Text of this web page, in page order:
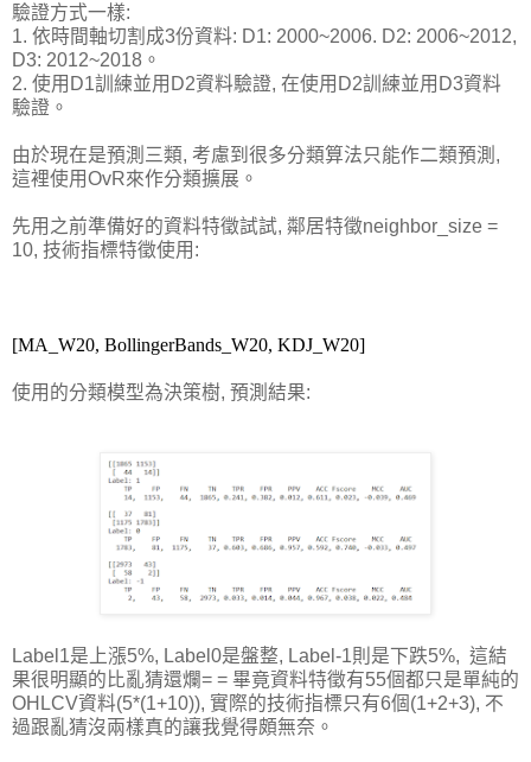
驗證方式一樣:
1. 依時間軸切割成3份資料: D1: 2000~2006. D2: 2006~2012,
D3: 2012~2018。
2. 使用D1訓練並用D2資料驗證, 在使用D2訓練並用D3資料
驗證。
由於現在是預測三類, 考慮到很多分類算法只能作二類預測,
這裡使用OvR來作分類擴展。
先用之前準備好的資料特徵試試, 鄰居特徵neighbor_size =
10, 技術指標特徵使用:
[MA_W20, BollingerBands_W20, KDJ_W20]
使用的分類模型為決策樹, 預測結果:
Label1是上漲5%, Label0是盤整, Label-1則是下跌5%, 這結
果很明顯的比亂猜還爛= = 畢竟資料特徵有55個都只是單純的
OHLCV資料(5*(1+10)), 實際的技術指標只有6個(1+2+3), 不
過跟亂猜沒兩樣真的讓我覺得頗無奈。